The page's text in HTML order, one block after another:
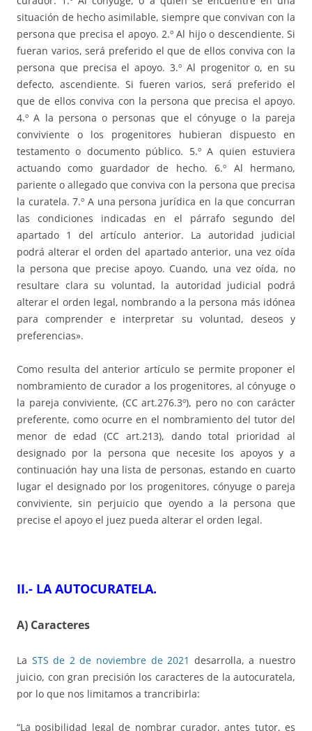
situación de hecho asimilable, siempre que convivan con la
persona que precisa el apoyo. 2.º Al hijo o descendiente. Si
fueran varios, será preferido el que de ellos conviva con la
persona que precisa el apoyo. 3.º Al progenitor o, en su
defecto, ascendiente. Si fueren varios, será preferido el
que de ellos conviva con la persona que precisa el apoyo.
4.º A la persona o personas que el cónyuge o la pareja
conviviente o los progenitores hubieran dispuesto en
testamento o documento público. 5.º A quien estuviera
actuando como guardador de hecho. 6.º Al hermano,
pariente o allegado que conviva con la persona que precisa
la curatela. 7.º A una persona jurídica en la que concurran
las condiciones indicadas en el párrafo segundo del
apartado 1 del artículo anterior. La autoridad judicial
podrá alterar el orden del apartado anterior, una vez oída
la persona que precise apoyo. Cuando, una vez oída, no
resultare clara su voluntad, la autoridad judicial podrá
alterar el orden legal, nombrando a la persona más idónea
para comprender e interpretar su voluntad, deseos y
preferencias».
Como resulta del anterior artículo se permite proponer el
nombramiento de curador a los progenitores, al cónyuge o
la pareja conviviente, (CC art.276.3º), pero no con carácter
preferente, como ocurre en el nombramiento del tutor del
menor de edad (CC art.213), dando total prioridad al
designado por la persona que necesite los apoyos y a
continuación hay una lista de personas, estando en cuarto
lugar el designado por los progenitores, cónyuge o pareja
conviviente, sin perjuicio que oyendo a la persona que
precise el apoyo el juez pueda alterar el orden legal.
II.- LA AUTOCURATELA.
A) Caracteres
La STS de 2 de noviembre de 2021 desarrolla, a nuestro
juicio, con gran precisión los caracteres de la autocuratela,
por lo que nos limitamos a trancribirla:
“La posibilidad legal de nombrar curador, antes tutor, es